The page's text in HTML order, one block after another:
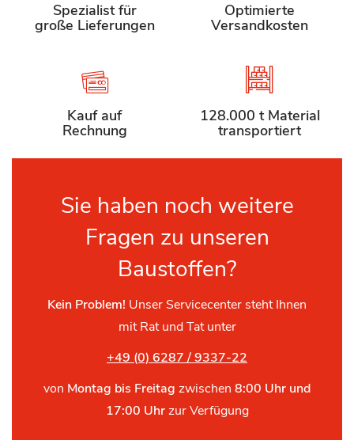
Spezialist für
große Lieferungen
Optimierte
Versandkosten
Kauf auf
Rechnung
128.000 t Material
transportiert
Sie haben noch weitere
Fragen zu unseren
Baustoffen?
Kein Problem! Unser Servicecenter steht Ihnen
mit Rat und Tat unter
+49 (0) 6287 / 9337-22
von Montag bis Freitag zwischen 8:00 Uhr und
17:00 Uhrzur Verfügung